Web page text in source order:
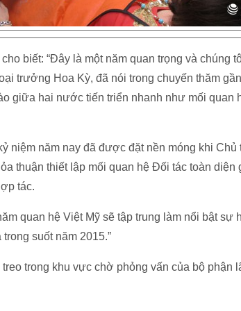
biết: “Đây là một năm quan trọng và chúng
trưởng Hoa Kỳ, đã nói trong chuyến thăm
giữa hai nước tiến triển nhanh như mối quan
niệm năm nay đã được đặt nền móng khi
thuận thiết lập mối quan hệ Đối tác toàn
tác.
quan hệ Việt Mỹ sẽ tập trung làm nổi bật sự
suốt năm 2015.”
trong khu vực chờ phỏng vấn của bộ phận